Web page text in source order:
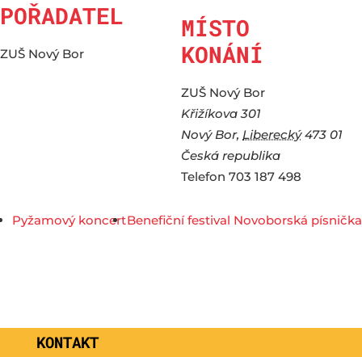
POŘADATEL
ZUŠ Nový Bor
MÍSTO
KONÁNÍ
ZUŠ Nový Bor
Křižíkova 301
Nový Bor, Liberecký 473 01
Česká republika
Telefon 703 187 498
Pyžamový koncertBenefiční festival Novoborská písnička
KONTAKT